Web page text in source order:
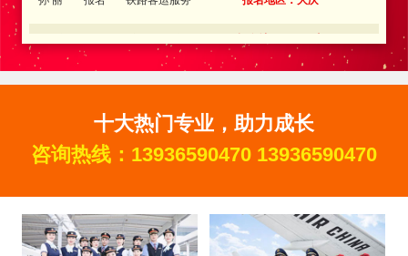
王中琪 报名 铁路客运服务 报名地区：内蒙古
电子商务 报名地区：伊春
王红伟 报名
胡峰 报名 工业机器人 报名地区：肇东
十大热门专业，助力成长
咨询热线： 13936590470 13936590470